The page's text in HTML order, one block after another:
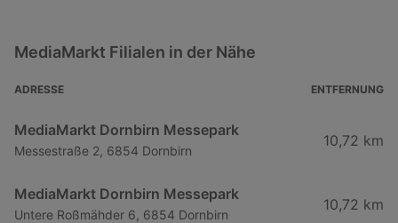
MediaMarkt Filialen in der Nähe
ADRESSE ENTFERNUNG
MediaMarkt Dornbirn Messepark
Messestraße 2, 6854 Dornbirn
10,72 km
MediaMarkt Dornbirn Messepark
Untere Roßmähder 6, 6854 Dornbirn
10,72 km